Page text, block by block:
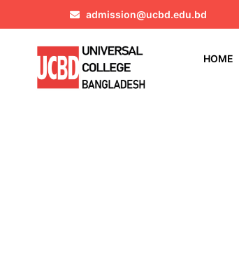
admission@ucbd.edu.bd
HOME